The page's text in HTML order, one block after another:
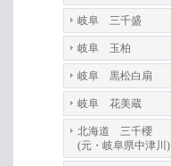
岐阜 三千盛
岐阜 玉柏
岐阜 黒松白扇
岐阜 花美蔵
北海道 三千櫻
(元・岐阜県中津川)